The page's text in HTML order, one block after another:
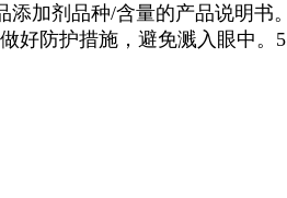
加剂品种/含量的产品说明书
好防护措施，避免溅入眼中。